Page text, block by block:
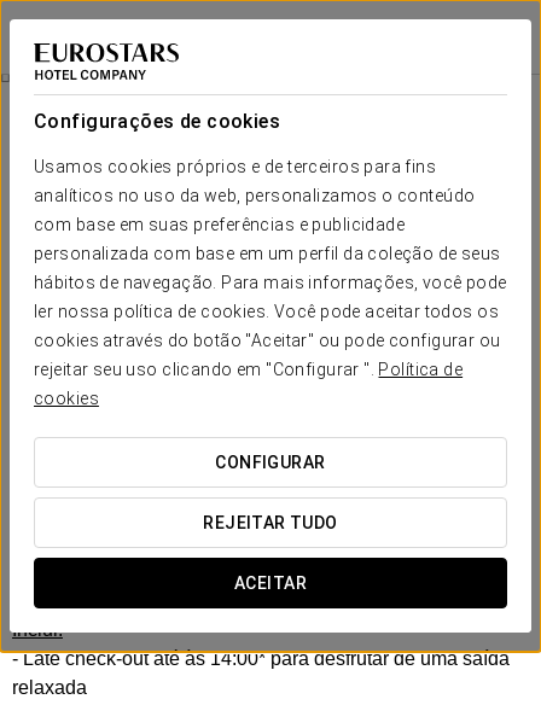
Configurações de cookies
Usamos cookies próprios e de terceiros para fins
analíticos no uso da web, personalizamos o conteúdo
com base em suas preferências e publicidade
personalizada com base em um perfil da coleção de seus
hábitos de navegação. Para mais informações, você pode
ler nossa política de cookies. Você pode aceitar todos os
cookies através do botão "Aceitar" ou pode configurar ou
rejeitar seu uso clicando em "Configurar ". Política de
cookies
CONFIGURAR
REJEITAR TUDO
ACEITAR
Exe Plaza Delicias
SARAGOÇA
Experiência Romântica
15 €
Experiência Romântica
Detalhes para surpreender. Tudo pronto para que só
pensem em desfrutar do amor.
No Exe Plaza Delicias, criámos uma experiência romântica
concebida para partilhar com a sua cara-metade.
Inclui:
- Late check-out até às 14:00* para desfrutar de uma saída
relaxada